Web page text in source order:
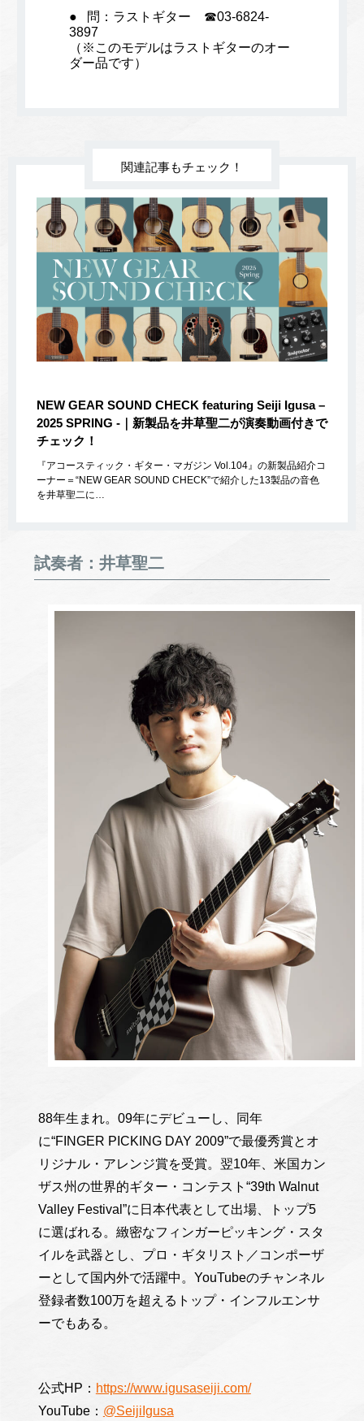
問：ラストギター ☎03-6824-
3897
（※このモデルはラストギターのオー
ダー品です）
関連記事もチェック！
NEW GEAR SOUND CHECK featuring Seiji Igusa –
2025 SPRING -｜新製品を井草聖二が演奏動画付きで
チェック！
『アコースティック・ギター・マガジン Vol.104』の新製品紹介コ
ーナー＝“NEW GEAR SOUND CHECK”で紹介した13製品の音色
を井草聖二に…
試奏者：井草聖二
88年生まれ。09年にデビューし、同年
に“FINGER PICKING DAY 2009”で最優秀賞とオ
リジナル・アレンジ賞を受賞。翌10年、米国カン
ザス州の世界的ギター・コンテスト“39th Walnut
Valley Festival”に日本代表として出場、トップ5
に選ばれる。緻密なフィンガーピッキング・スタ
イルを武器とし、プロ・ギタリスト／コンポーザ
ーとして国内外で活躍中。YouTubeのチャンネル
登録者数100万を超えるトップ・インフルエンサ
ーでもある。
公式HP： https://www.igusaseiji.com/
YouTube： @SeijiIgusa